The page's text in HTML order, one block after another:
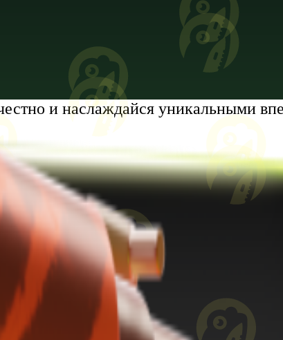
и наслаждайся уникальными
Shartava Avenue, N 32, Apartment N87, Floor N6
с азартными играми?